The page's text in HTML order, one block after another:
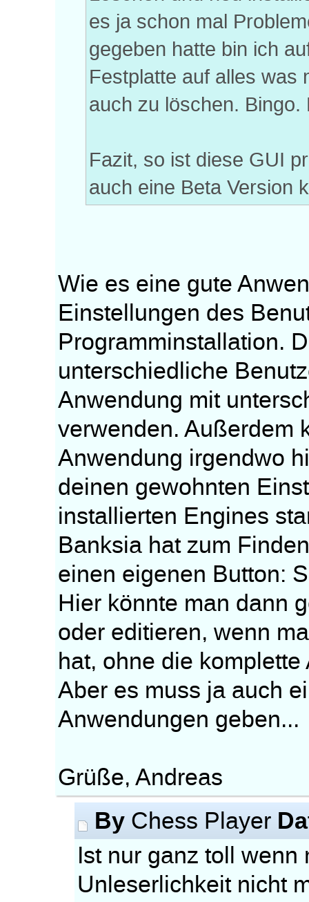
es ja schon mal
gegeben hatte bin ich
Festplatte auf alles was
auch zu löschen. Bingo.
Fazit, so ist diese GUI
auch eine Beta Version
Wie es eine gute
Einstellungen des
Programminstallation.
unterschiedliche
Anwendung mit
verwenden. Außerdem
Anwendung irgendwo
deinen gewohnten
installierten Engines
Banksia hat zum
einen eigenen Button:
Hier könnte man dann
oder editieren, wenn
hat, ohne die
Aber es muss ja auch
Anwendungen geben...
Grüße, Andreas
By Chess Player
Ist nur ganz toll
Unleserlichkeit nicht